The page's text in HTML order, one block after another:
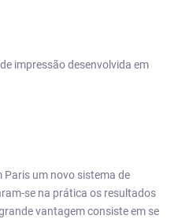
impressão desenvolvida em
Paris um novo sistema de
se na prática os resultados
vantagem consiste em se